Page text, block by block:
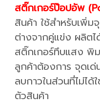
สติ๊กเกอร์ป๊อปอัพ
สินค้า ใช้สำหรับเพิ่ม
ต่างจากคู่แข่ง ผลิต
สติ๊กเกอร์ทึบแสง พิ
ลูกค้าต้องการ จุดเ
ลบกาวในส่วนที่ไม่ได้
ตัวสินค้า